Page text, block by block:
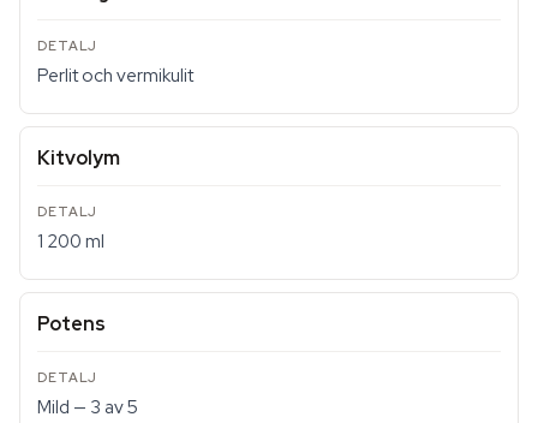
Perlit och vermikulit
Kitvolym
1 200 ml
Potens
Mild — 3 av 5